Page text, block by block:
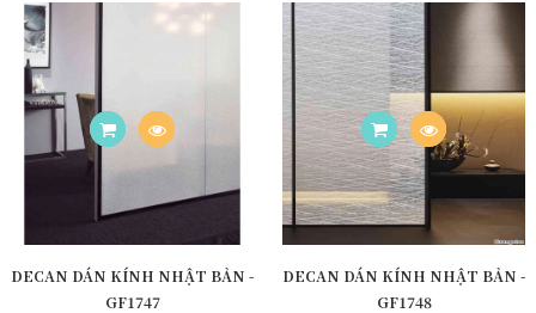
DECAN DÁN KÍNH NHẬT BẢN -
GF1747
DECAN DÁN KÍNH NHẬT BẢN -
GF1748